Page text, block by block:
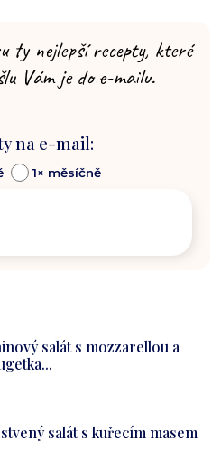
ty nejlepší recepty, které
Vám je do e-mailu.
na e-mail:
1× měsíčně
salát s mozzarellou a
salát s kuřecím masem